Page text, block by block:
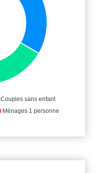
Couples sans enfant
Ménages 1 personne